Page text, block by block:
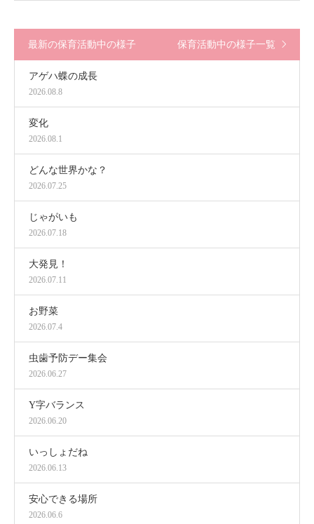
最新の保育活動中の様子 保育活動中の様子一覧
アゲハ蝶の成長
2026.08.8
変化
2026.08.1
どんな世界かな？
2026.07.25
じゃがいも
2026.07.18
大発見！
2026.07.11
お野菜
2026.07.4
虫歯予防デー集会
2026.06.27
Y字バランス
2026.06.20
いっしょだね
2026.06.13
安心できる場所
2026.06.6